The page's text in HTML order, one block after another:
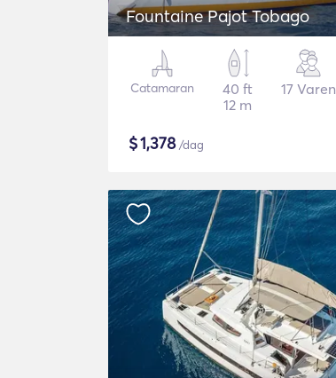
Fountaine Pajot Tobago
Catamaran
40 ft
12 m
17 Varen
$1,378/dag